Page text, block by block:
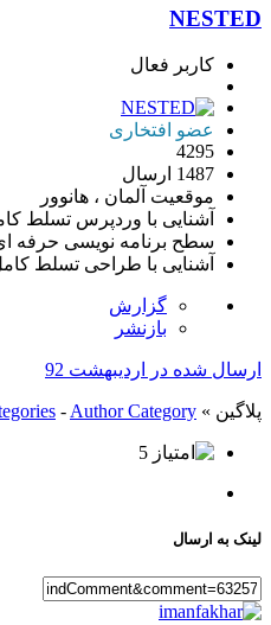
NESTED
کاربر فعال
عضو افتخاری
4295
1487 ارسال
موقعیت آلمان ، هانوور
آشنایی با وردپرس تسلط
سطح برنامه نویسی حرفه
آشنایی با طراحی تسلط
گزارش
بازنشر
ارسال شده در اردیبهشت 92
پلاگین » - Author Category
5
لینک به ارسال